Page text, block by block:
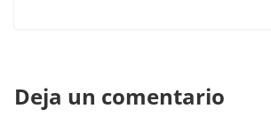
Deja un comentario